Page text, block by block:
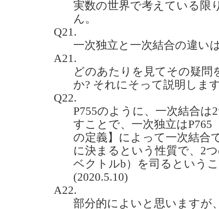
実数の世界で考えている限
ん。
Q21.
一次独立と一次結合の違い
A21.
どのあたりを見てその疑問
か? それにそって説明しま
Q22.
P755のように、一次結合
すことで、一次独立はP765
の定義】によって一次結合
に決まるという性質で、2
ベクトルb）を司るという
(2020.5.10)
A22.
部分的によいと思いますが